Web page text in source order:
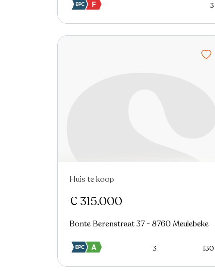
3
Nieuw
Huis te koop
€ 315.000
Bonte Berenstraat 37 - 8760 Meulebeke
3 130